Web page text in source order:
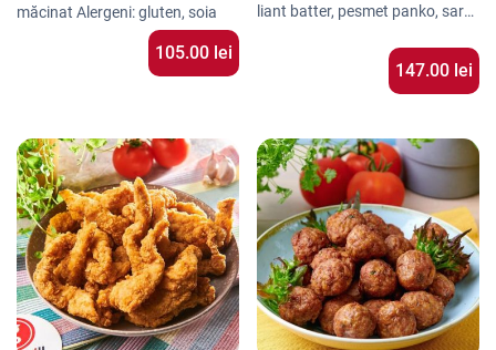
măcinat Alergeni: gluten, soia
105.00 lei
liant batter, pesmet panko, sare ,
147.00 lei